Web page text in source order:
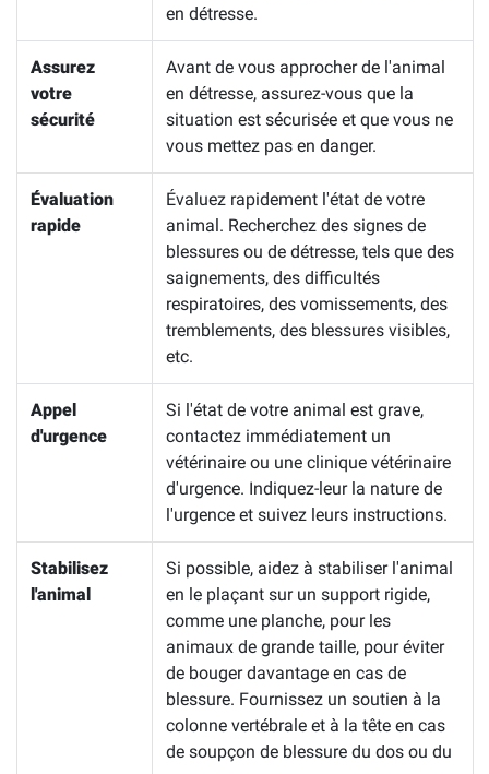
en détresse.
Assurez
votre
sécurité
Avant de vous approcher de l'animal
en détresse, assurez-vous que la
situation est sécurisée et que vous ne
vous mettez pas en danger.
Évaluation
rapide
Évaluez rapidement l'état de votre
animal. Recherchez des signes de
blessures ou de détresse, tels que des
saignements, des difficultés
respiratoires, des vomissements, des
tremblements, des blessures visibles,
etc.
Appel
d'urgence
Si l'état de votre animal est grave,
contactez immédiatement un
vétérinaire ou une clinique vétérinaire
d'urgence. Indiquez-leur la nature de
l'urgence et suivez leurs instructions.
Stabilisez
l'animal
Si possible, aidez à stabiliser l'animal
en le plaçant sur un support rigide,
comme une planche, pour les
animaux de grande taille, pour éviter
de bouger davantage en cas de
blessure. Fournissez un soutien à la
colonne vertébrale et à la tête en cas
de soupçon de blessure du dos ou du